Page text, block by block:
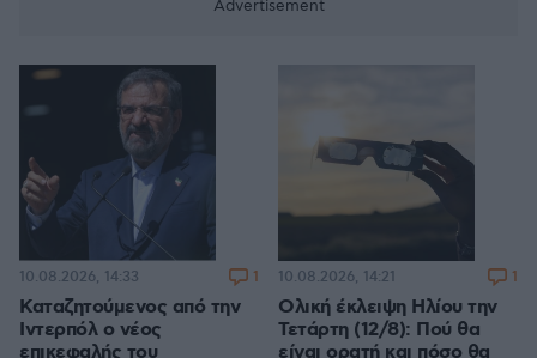
Καταζητούμενος από την
Ιντερπόλ ο νέος
επικεφαλής του
10.08.2026, 14:33 1
Ολική έκλειψη Ηλίου την
Τετάρτη (12/8): Πού θα
είναι ορατή και πόσο θα
10.08.2026, 14:21 1